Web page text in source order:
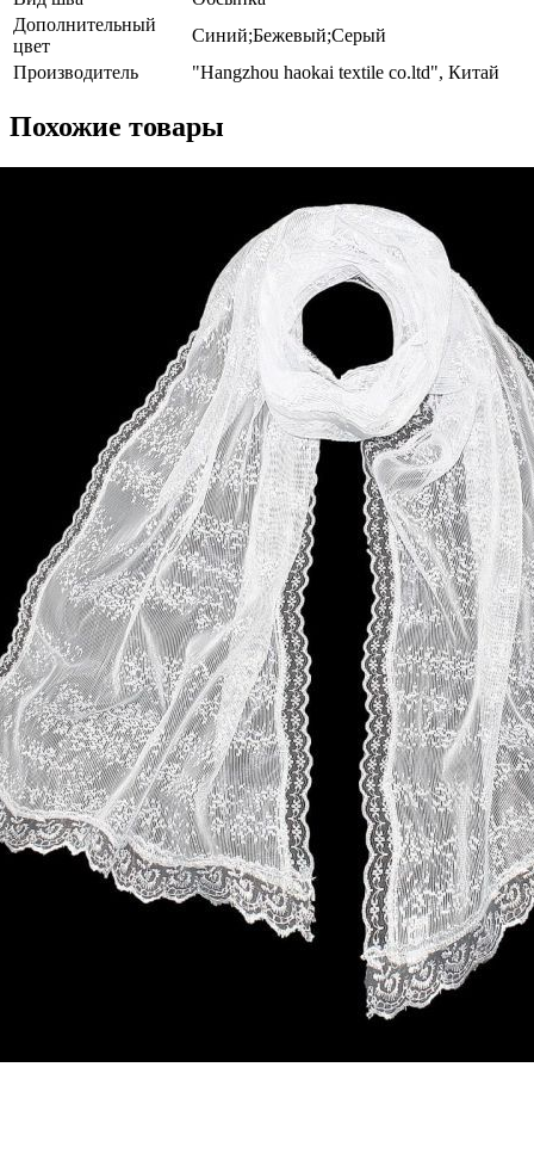
Дополнительный
цвет
Синий;Бежевый;Серый
Производитель
"Hangzhou haokai textile co.ltd", Китай
Похожие товары